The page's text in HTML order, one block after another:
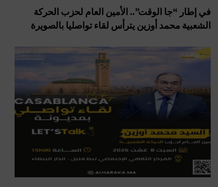
في إطار “جا الوقت”.. الأمين العام لحزب الحركة
الشعبية محمد أوزين يترأس لقاء تواصليا بالصويرة